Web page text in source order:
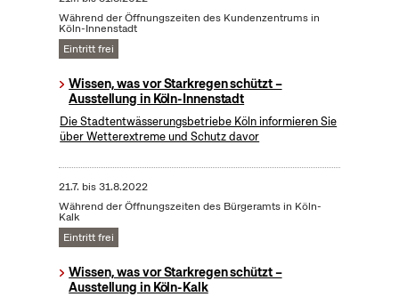
Während der Öffnungszeiten des Kundenzentrums in
Köln-Innenstadt
Eintritt frei
Wissen, was vor Starkregen schützt –
Ausstellung in Köln-Innenstadt
Die Stadtentwässerungsbetriebe Köln informieren Sie
über Wetterextreme und Schutz davor
21.7. bis31.8.2022
Während der Öffnungszeiten des Bürgeramts in Köln-
Kalk
Eintritt frei
Wissen, was vor Starkregen schützt –
Ausstellung in Köln-Kalk